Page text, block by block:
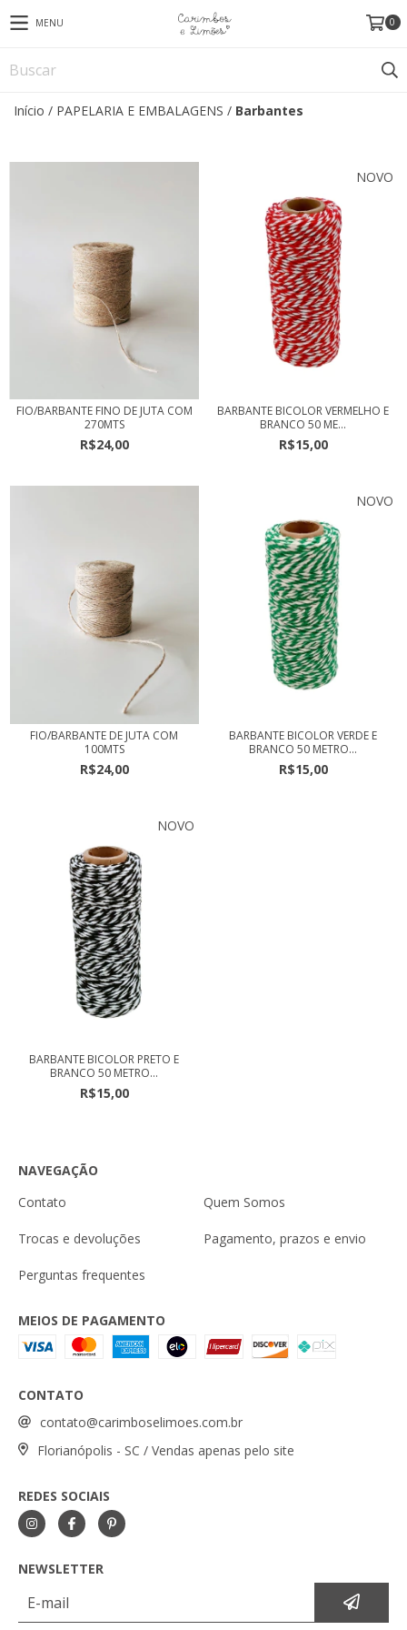
MENU 0
Início / PAPELARIA E EMBALAGENS / Barbantes
FIO/BARBANTE FINO DE JUTA COM
270MTS
R$24,00
NOVO
BARBANTE BICOLOR VERMELHO E
BRANCO 50 ME...
R$15,00
FIO/BARBANTE DE JUTA COM
100MTS
R$24,00
NOVO
BARBANTE BICOLOR VERDE E
BRANCO 50 METRO...
R$15,00
NOVO
BARBANTE BICOLOR PRETO E
BRANCO 50 METRO...
R$15,00
NAVEGAÇÃO
Contato
Quem Somos
Trocas e devoluções Pagamento, prazos e envio
Perguntas frequentes
MEIOS DE PAGAMENTO
CONTATO
contato@carimboselimoes.com.br
Florianópolis - SC / Vendas apenas pelo site
REDES SOCIAIS
NEWSLETTER